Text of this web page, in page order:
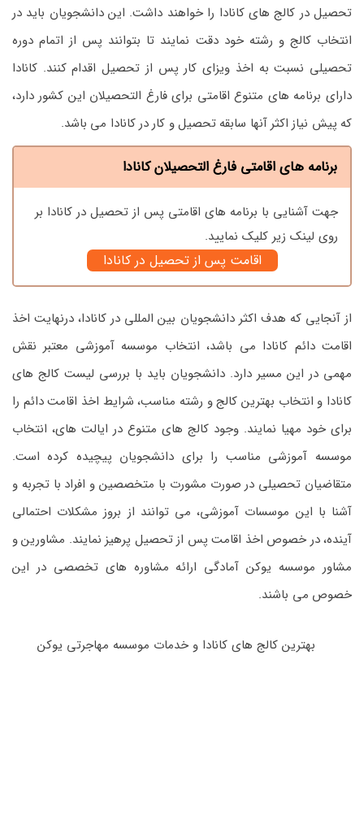
تحصیل در کالج های کانادا را خواهند داشت. این دانشجویان باید در
انتخاب کالج و رشته خود دقت نمایند تا بتوانند پس از اتمام دوره
تحصیلی نسبت به اخذ ویزای کار پس از تحصیل اقدام کنند. کانادا
دارای برنامه های متنوع اقامتی برای فارغ التحصیلان این کشور دارد،
که پیش نیاز اکثر آنها سابقه تحصیل و کار در کانادا می باشد.
برنامه های اقامتی فارغ التحصیلان کانادا
جهت آشنایی با برنامه های اقامتی پس از تحصیل در کانادا بر
روی لینک زیر کلیک نمایید.
اقامت پس از تحصیل در کانادا
از آنجایی که هدف اکثر دانشجویان بین المللی در کانادا، درنهایت اخذ
اقامت دائم کانادا می باشد، انتخاب موسسه آموزشی معتبر نقش
مهمی در این مسیر دارد. دانشجویان باید با بررسی لیست کالج های
کانادا و انتخاب بهترین کالج و رشته مناسب، شرایط اخذ اقامت دائم را
برای خود مهیا نمایند. وجود کالج های متنوع در ایالت های، انتخاب
موسسه آموزشی مناسب را برای دانشجویان پیچیده کرده است.
متقاضیان تحصیلی در صورت مشورت با متخصصین و افراد با تجربه و
آشنا با این موسسات آموزشی، می توانند از بروز مشکلات احتمالی
آینده، در خصوص اخذ اقامت پس از تحصیل پرهیز نمایند. مشاورین و
مشاور موسسه یوکن آمادگی ارائه مشاوره های تخصصی در این
خصوص می باشند.
بهترین کالج های کانادا و خدمات موسسه مهاجرتی یوکن